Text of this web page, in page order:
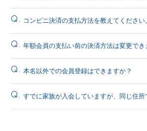
Q. コンビニ決済の支払方法を教えてください
Q. 年額会員の支払い前の決済方法は変更でき
Q. 本名以外での会員登録はできますか？
Q. すでに家族が入会していますが、同じ住所